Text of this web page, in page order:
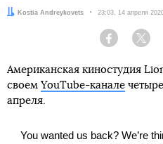
Автор:Kostia Andreykovets Дата:
23:03, 14 апреля
Facebook
Американская киностудия
своем YouTube-канале
апреля.
You wanted us back? We’re